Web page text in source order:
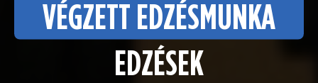
VÉGZETT EDZÉSMUNKA
EDZÉSEK